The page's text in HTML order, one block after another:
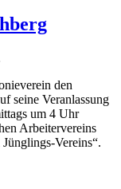
den
seine Veranlassung
um 4 Uhr
Arbeitervereins
Vereins“.